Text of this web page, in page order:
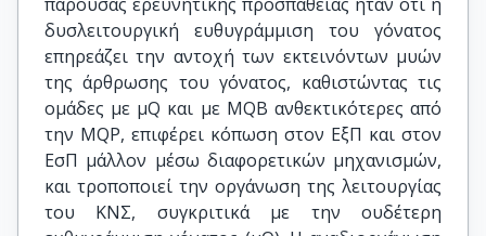
δυσλειτουργική ευθυγράμμιση του γόνατος
επηρεάζει την αντοχή των εκτεινόντων μυών
της άρθρωσης του γόνατος, καθιστώντας τις
ομάδες με μQ και με ΜQΒ ανθεκτικότερες από
την ΜQP, επιφέρει κόπωση στον ΕξΠ και στον
ΕσΠ μάλλον μέσω διαφορετικών μηχανισμών,
και τροποποιεί την οργάνωση της λειτουργίας
του ΚΝΣ, συγκριτικά με την ουδέτερη